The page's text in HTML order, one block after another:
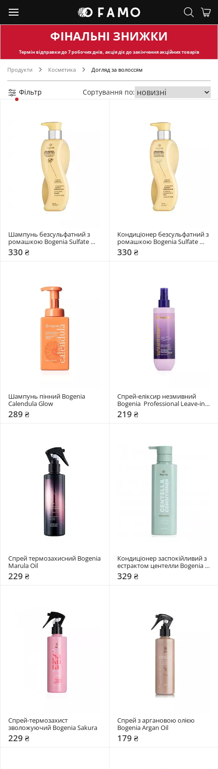
ФІНАЛЬНІ ЗНИЖКИ
Термін відправкидо 7 робочих днів, акція діє до закінчення акційних товарів
Продукти Косметика Догляд за волоссям
Фільтр Сортування по:
Шампунь безсульфатний з
ромашкою Bogenia Sulfate
Free
330 ₴
Кондиціонер безсульфатний з
ромашкою Bogenia Sulfate
Free
330 ₴
Шампунь пінний Bogenia
Calendula Glow
289 ₴
Спрей-еліксир незмивний
Bogenia  Professional Leave-in
Detangling Treatment Elixir
219 ₴
Спрей термозахисний Bogenia
Marula Oil
229 ₴
Кондиціонер заспокійливий з
естрактом центелли Bogenia
Centella
329 ₴
Спрей-термозахист
зволожуючий Bogenia Sakura
229 ₴
Спрей з аргановою олією
179 ₴